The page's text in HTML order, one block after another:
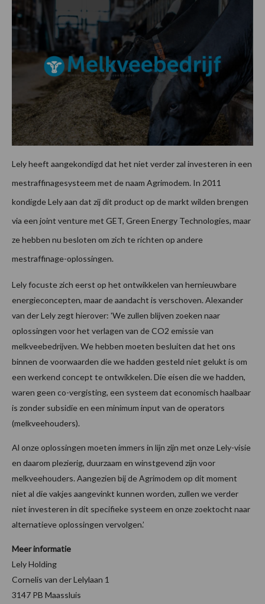
Lely heeft aangekondigd dat het niet verder zal investeren in een
mestraffinagesysteem met de naam Agrimodem. In 2011
kondigde Lely aan dat zij dit product op de markt wilden brengen
via een joint venture met GET, Green Energy Technologies, maar
ze hebben nu besloten om zich te richten op andere
mestraffinage-oplossingen.
Lely focuste zich eerst op het ontwikkelen van hernieuwbare
energieconcepten, maar de aandacht is verschoven. Alexander
van der Lely zegt hierover: 'We zullen blijven zoeken naar
oplossingen voor het verlagen van de CO2 emissie van
melkveebedrijven. We hebben moeten besluiten dat het ons
binnen de voorwaarden die we hadden gesteld niet gelukt is om
een werkend concept te ontwikkelen. Die eisen die we hadden,
waren geen co-vergisting, een systeem dat economisch haalbaar
is zonder subsidie en een minimum input van de operators
(melkveehouders).
Al onze oplossingen moeten immers in lijn zijn met onze Lely-visie
en daarom plezierig, duurzaam en winstgevend zijn voor
melkveehouders. Aangezien bij de Agrimodem op dit moment
niet al die vakjes aangevinkt kunnen worden, zullen we verder
niet investeren in dit specifieke systeem en onze zoektocht naar
alternatieve oplossingen vervolgen.’
Meer informatie
Lely Holding
Cornelis van der Lelylaan 1
3147 PB Maassluis